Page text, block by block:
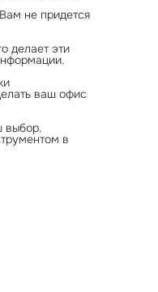
не придется
делает эти
ваш офис
выбор.
в